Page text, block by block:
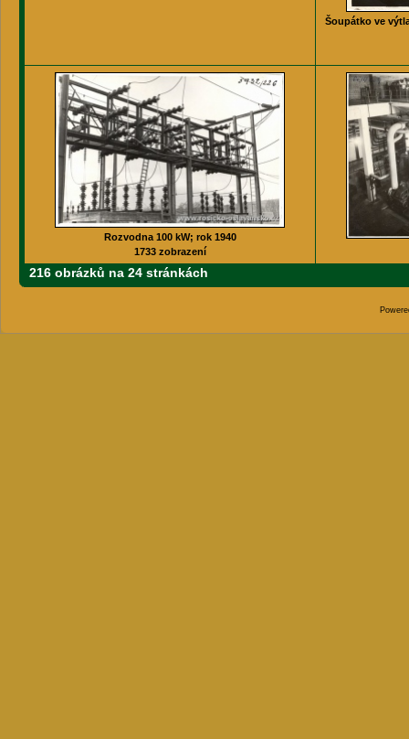
Šoupátko ve
Rozvodna 100 kW; rok 1940
1733 zobrazení
216 obrázků na 24 stránkách